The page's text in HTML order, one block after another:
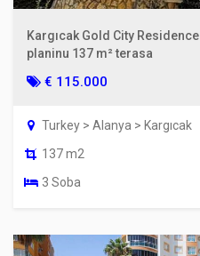
Kargıcak Gold City
planinu 137 m² terasa
€ 115.000
Turkey > Alanya > Kargıcak
137 m2
3 Soba